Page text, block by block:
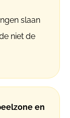
slaan
niet de
en